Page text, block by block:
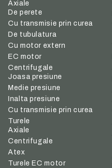
Axiale
De perete
Cu transmisie prin curea
De tubulatura
Cu motor extern
EC motor
Centrifugale
Joasa presiune
Medie presiune
Inalta presiune
Cu transmisie prin curea
Turele
Axiale
Centrifugale
Atex
Turele EC motor